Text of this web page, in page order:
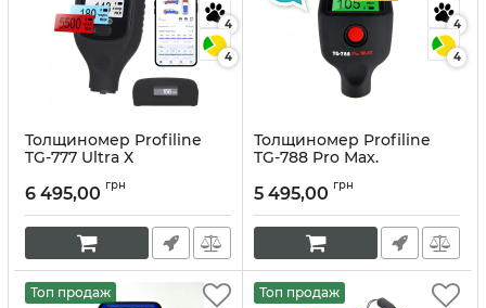
4
4
Толщиномер Profiline
TG-777 Ultra Х
6 495,00 грн
4
4
Толщиномер Profiline
TG-788 Pro Мах.
5 495,00 грн
Топ продаж Топ продаж